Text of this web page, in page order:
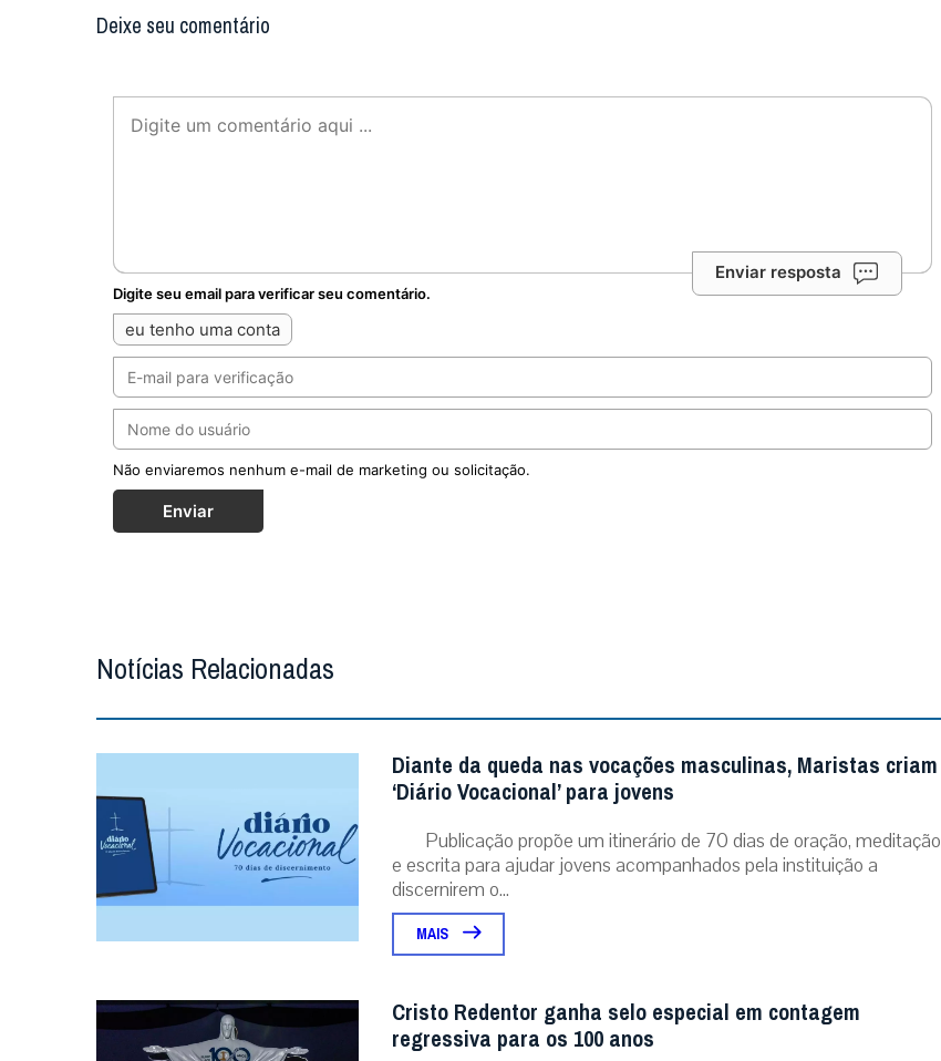
Deixe seu comentário
Enviar resposta
Digite seu email para verificar seu comentário.
eu tenho uma conta
Não enviaremos nenhum e-mail de marketing ou solicitação.
Enviar
Notícias Relacionadas
Diante da queda nas vocações masculinas, Maristas criam
‘Diário Vocacional’ para jovens
Publicação propõe um itinerário de 70 dias de oração, meditação
e escrita para ajudar jovens acompanhados pela instituição a
discernirem o...
MAIS
Cristo Redentor ganha selo especial em contagem
regressiva para os 100 anos